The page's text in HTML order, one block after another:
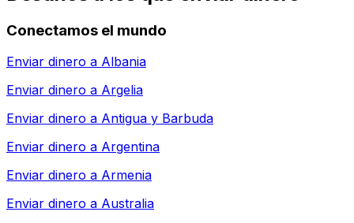
Conectamos el mundo
Enviar dinero a Albania
Enviar dinero a Argelia
Enviar dinero a Antigua y Barbuda
Enviar dinero a Argentina
Enviar dinero a Armenia
Enviar dinero a Australia